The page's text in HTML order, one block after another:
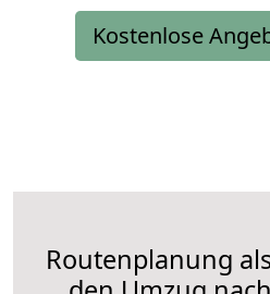
Kostenlose
Routenplanung